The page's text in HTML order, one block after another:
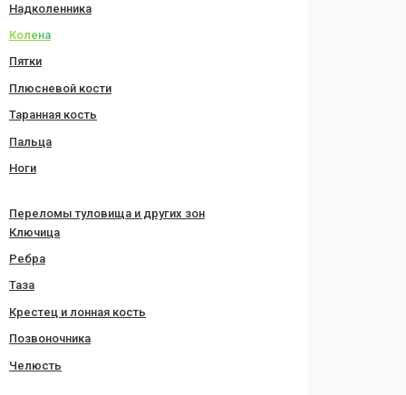
Надколенника
Колена
Пятки
Плюсневой кости
Таранная кость
Пальца
Ноги
Переломы туловища и других зон
Ключица
Ребра
Таза
Крестец и лонная кость
Позвоночника
Челюсть